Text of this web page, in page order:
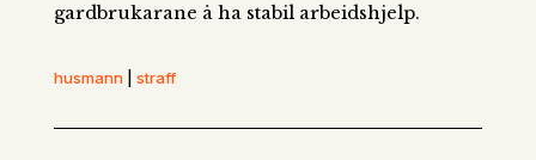
gardbrukarane å ha stabil arbeidshjelp.
husmann| straff